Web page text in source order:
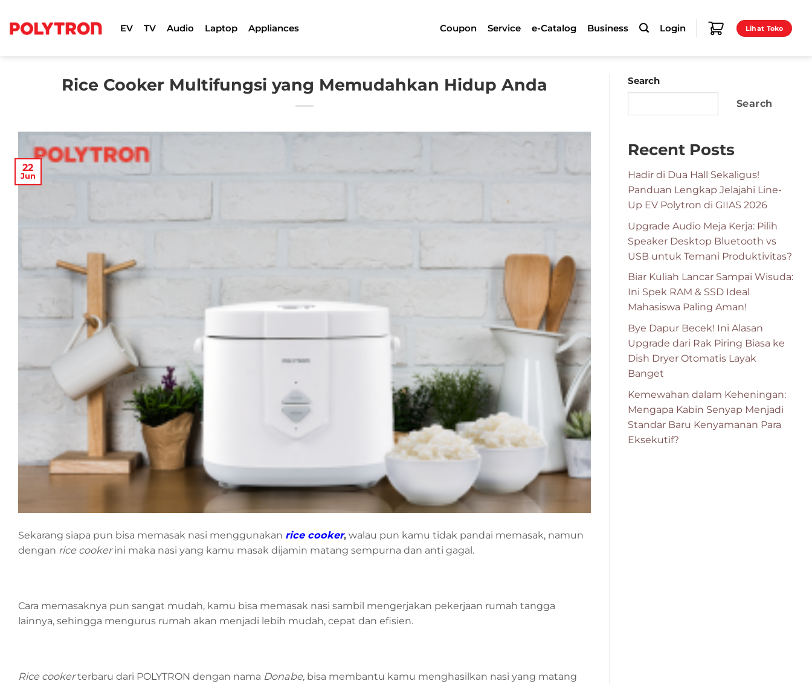
content
EV TV Audio Laptop Appliances Coupon Service e-Catalog Business Login Lihat Toko
Rice Cooker Multifungsi yang Memudahkan Hidup Anda
22
Jun
Sekarang siapa pun bisa memasak nasi menggunakan rice cooker, walau pun kamu tidak pandai memasak, namun
dengan rice cookerini maka nasi yang kamu masak dijamin matang sempurna dan anti gagal.
Cara memasaknya pun sangat mudah, kamu bisa memasak nasi sambil mengerjakan pekerjaan rumah tangga
lainnya, sehingga mengurus rumah akan menjadi lebih mudah, cepat dan efisien.
Rice cookerterbaru dari POLYTRON dengan nama Donabe, bisa membantu kamu menghasilkan nasi yang matang
Search
Search
Recent Posts
Hadir di Dua Hall Sekaligus!
Panduan Lengkap Jelajahi Line-
Up EV Polytron di GIIAS 2026
Upgrade Audio Meja Kerja: Pilih
Speaker Desktop Bluetooth vs
USB untuk Temani Produktivitas?
Biar Kuliah Lancar Sampai Wisuda:
Ini Spek RAM & SSD Ideal
Mahasiswa Paling Aman!
Bye Dapur Becek! Ini Alasan
Upgrade dari Rak Piring Biasa ke
Dish Dryer Otomatis Layak
Banget
Kemewahan dalam Keheningan:
Mengapa Kabin Senyap Menjadi
Standar Baru Kenyamanan Para
Eksekutif?